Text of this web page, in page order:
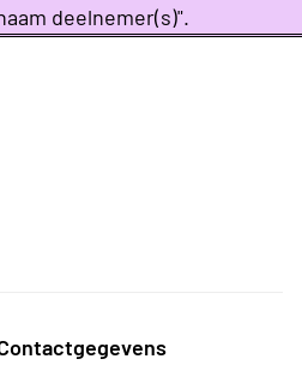
deelnemer(s)".